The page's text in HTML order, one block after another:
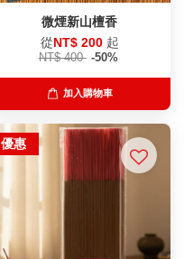
微煙新山檀香
從NT$ 200 起
NT$ 400 -50%
加入購物車
優惠